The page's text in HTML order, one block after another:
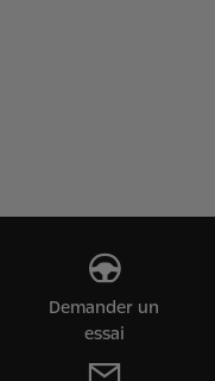
Demander un
essai